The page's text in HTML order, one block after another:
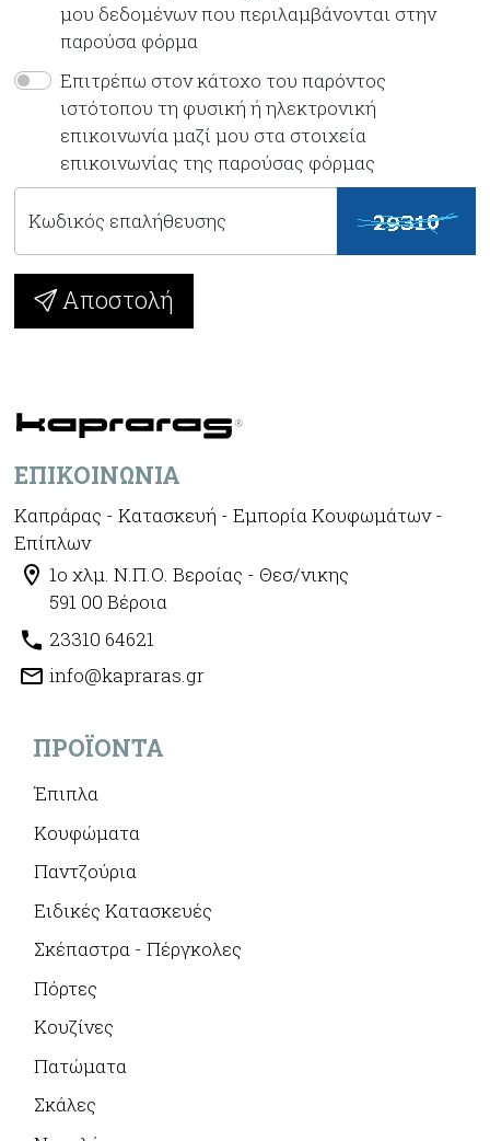
μου δεδομένων που περιλαμβάνονται στην
παρούσα φόρμα
Επιτρέπω στον κάτοχο του παρόντος
ιστότοπου τη φυσική ή ηλεκτρονική
επικοινωνία μαζί μου στα στοιχεία
επικοινωνίας της παρούσας φόρμας
Κωδικός επαλήθευσης
Αποστολή
ΕΠΙΚΟΙΝΩΝΊΑ
Καπράρας - Κατασκευή - Εμπορία Κουφωμάτων -
Επίπλων
1ο χλμ. Ν.Π.Ο. Βεροίας - Θεσ/νικης
591 00 Βέροια
23310 64621
info@kapraras.gr
ΠΡΟΪΌΝΤΑ
Έπιπλα
Κουφώματα
Παντζούρια
Ειδικές Κατασκευές
Σκέπαστρα - Πέργκολες
Πόρτες
Κουζίνες
Πατώματα
Σκάλες